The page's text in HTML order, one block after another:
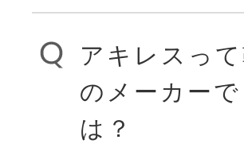
ウレタンフォ
ム」の断熱材
用していませ
ので、地球環
全の視点から
断熱材の優等
れた材料もあ
で、試験する
断熱材の中に
ルムアルデヒド
を含む材質も
アキレスっ
のメーカーで
は？